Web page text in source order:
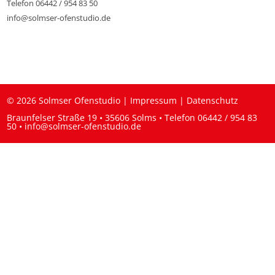
Telefon 06442 / 954 83 50
info@solmser-ofenstudio.de
© 2026 Solmser Ofenstudio | Impressum | Datenschutz
Braunfelser Straße 19 • 35606 Solms • Telefon06442 / 954 83
50 • info@solmser-ofenstudio.de